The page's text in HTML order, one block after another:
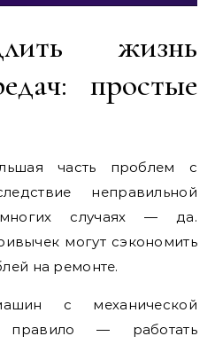
жизнь
простые
часть проблем с
неправильной
случаях — да.
могут сэкономить
на ремонте.
с механической
правило — работать